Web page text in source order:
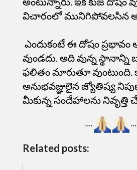
విచారంలో మునిగిపోవలసిన
ఎందుకంటే ఈ దోషం ప్రభావం
వుండదు. అది వున్న స్థానాన్ని
ఫలితం మారుతూ వుంటుంది.
అనుభవజ్ఞులైన జ్యోతిష్య
మీకున్న సందేహాలను నివృత్తి
….
Related posts: